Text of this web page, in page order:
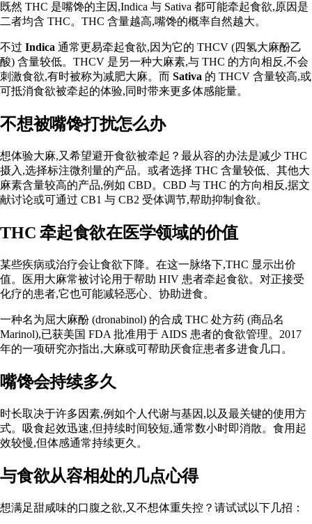
既然 THC 是嘴馋的主因,Indica 与 Sativa 都可能牵起食欲,原因是
二者均含 THC。THC 含量越高,嘴馋的概率自然越大。
不过 Indica 通常更易牵起食欲,因为它的 THCV (四氢大麻酚乙
酸) 含量较低。THCV 是另一种大麻素,与 THC 的方向相反,不会
刺激食欲,有时被称为减肥大麻。而 Sativa 的 THCV 含量较高,或
可抵消食欲被牵起的体验,同时带来更多体感能量。
不想被嘴馋打扰怎么办
想体验大麻,又希望避开食欲被牵起？最从容的办法是减少 THC
摄入,选择标注微剂量的产品。或者选择 THC 含量较低、其他大
麻素含量较高的产品,例如 CBD。CBD 与 THC 的方向相反,据文
献讨论或可通过 CB1 与 CB2 受体调节,帮助抑制食欲。
THC 牵起食欲在医学领域的价值
某些疾病或治疗会让食欲下降。在这一脉络下,THC 显示出价
值。医用大麻常被讨论用于帮助 HIV 患者牵起食欲。对正接受
化疗的患者,它也可能减轻恶心、协助进食。
一种名为屈大麻酚 (dronabinol) 的合成 THC 处方药 (商品名
Marinol),已获美国 FDA 批准用于 AIDS 患者的食欲管理。2017
年的一项研究亦指出,大麻或可帮助厌食症患者多进食几口。
嘴馋会持续多久
时长取决于许多因素,例如个人代谢与基因,以及最关键的使用方
式。吸食起效迅速,但持续时间较短,通常数小时即消散。食用起
效较慢,但体感通常持续更久。
与食欲从容相处的几点心得
想满足甜咸味的口腹之欲,又不想体重失控？请试试以下几招：